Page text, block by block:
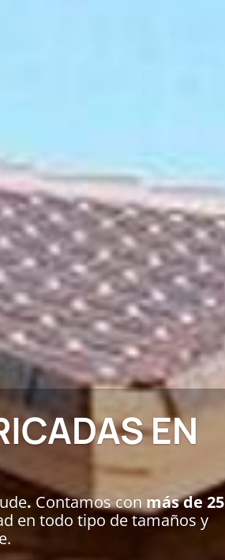
EN
. Contamos con más de 25
en todo tipo de tamaños y